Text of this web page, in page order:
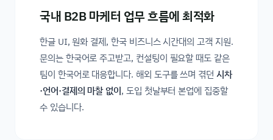
국내 B2B 마케터 업무 흐름에 최적화
한글 UI, 원화 결제, 한국 비즈니스 시간대의 고객 지원.
문의는 한국어로 주고받고, 컨설팅이 필요할 때도 같은
팀이 한국어로 대응합니다. 해외 도구를 쓰며 겪던 시차
·언어·결제의 마찰 없이, 도입 첫날부터 본업에 집중할
수 있습니다.